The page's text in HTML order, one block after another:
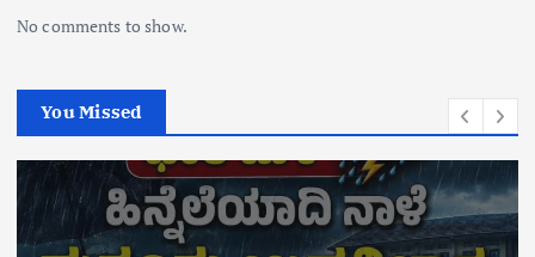
No comments to show.
You Missed